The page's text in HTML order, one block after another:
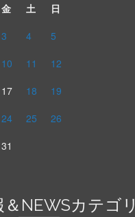
金 土
日
3 4
5
10 11
12
17 18
19
24 25
26
31
NEWSカテゴリ